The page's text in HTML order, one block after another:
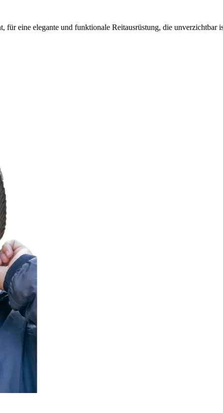
eine elegante und funktionale Reitausrüstung, die unverzichtbar